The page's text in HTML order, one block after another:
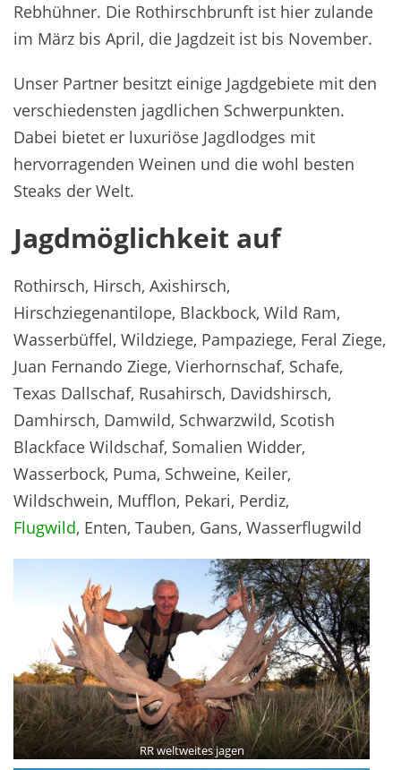
Rebhühner. Die Rothirschbrunft ist hier zulande
im März bis April, die Jagdzeit ist bis November.
Unser Partner besitzt einige Jagdgebiete mit den
verschiedensten jagdlichen Schwerpunkten.
Dabei bietet er luxuriöse Jagdlodges mit
hervorragenden Weinen und die wohl besten
Steaks der Welt.
Jagdmöglichkeit auf
Rothirsch, Hirsch, Axishirsch,
Hirschziegenantilope, Blackbock, Wild Ram,
Wasserbüffel, Wildziege, Pampaziege, Feral Ziege,
Juan Fernando Ziege, Vierhornschaf, Schafe,
Texas Dallschaf, Rusahirsch, Davidshirsch,
Damhirsch, Damwild, Schwarzwild, Scotish
Blackface Wildschaf, Somalien Widder,
Wasserbock, Puma, Schweine, Keiler,
Wildschwein, Mufflon, Pekari, Perdiz,
Flugwild, Enten, Tauben, Gans, Wasserflugwild
RR weltweites jagen